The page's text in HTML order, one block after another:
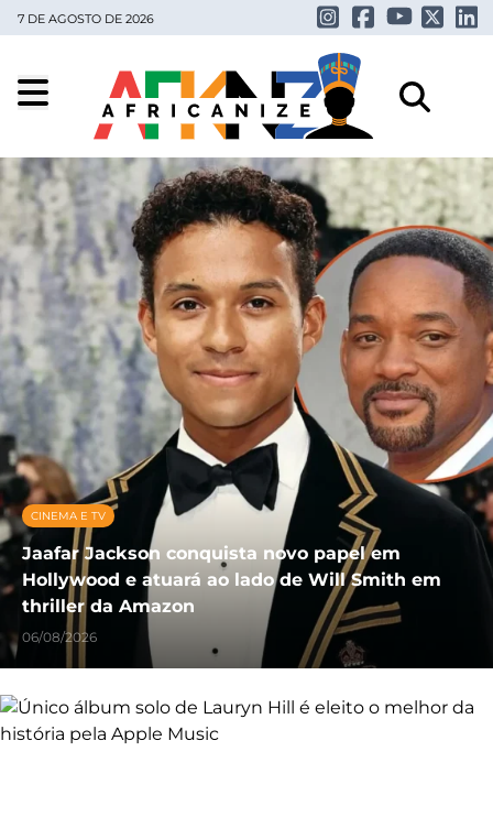
7 DE AGOSTO DE 2026
CINEMA E TV
Jaafar Jackson conquista novo papel em
Hollywood e atuará ao lado de Will Smith em
thriller da Amazon
06/08/2026